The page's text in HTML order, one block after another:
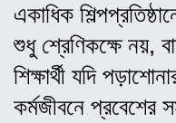
একাধিক
শুধু শ্রেণিকক্ষে নয়,
শিক্ষার্থী যদি
কর্মজীবনে প্রবেশের